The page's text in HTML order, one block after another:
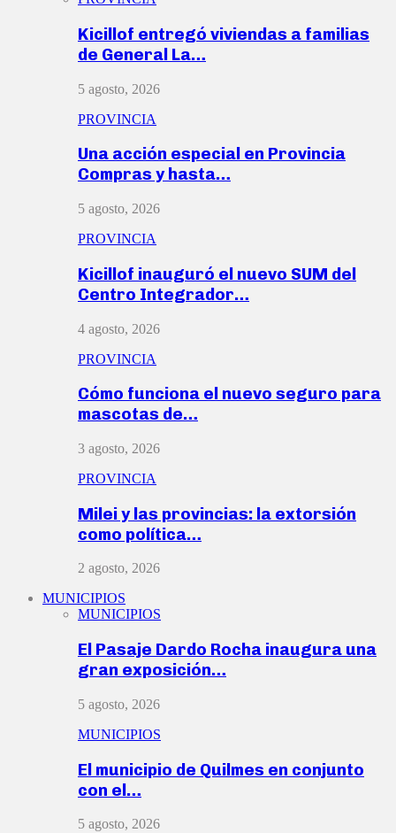
Kicillof entregó viviendas a familias
de General La…
5 agosto, 2026
PROVINCIA
Una acción especial en Provincia
Compras y hasta…
5 agosto, 2026
PROVINCIA
Kicillof inauguró el nuevo SUM del
Centro Integrador…
4 agosto, 2026
PROVINCIA
Cómo funciona el nuevo seguro para
mascotas de…
3 agosto, 2026
PROVINCIA
Milei y las provincias: la extorsión
como política…
2 agosto, 2026
MUNICIPIOS
MUNICIPIOS
El Pasaje Dardo Rocha inaugura una
gran exposición…
5 agosto, 2026
MUNICIPIOS
El municipio de Quilmes en conjunto
con el…
5 agosto, 2026